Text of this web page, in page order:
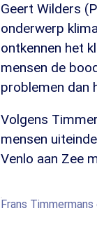
Geert Wilders
onderwerp
ontkennen het
mensen de
problemen dan
Volgens
mensen
Venlo aan Zee
Frans